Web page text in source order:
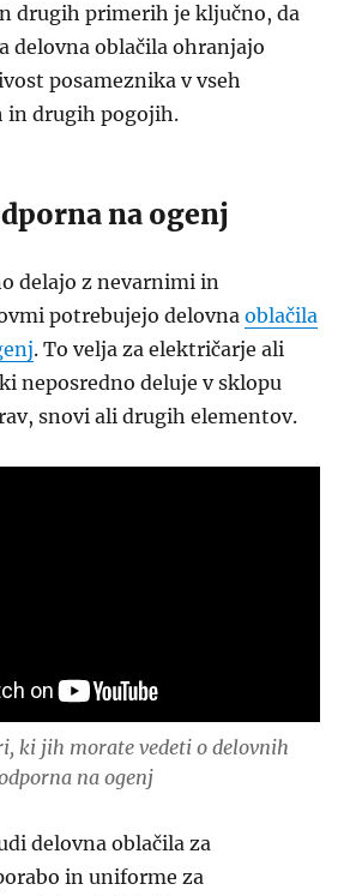
drugih primerih je ključno, da
delovna oblačila ohranjajo
posameznika v vseh
in drugih pogojih.
na ogenj
delajo z nevarnimi in
potrebujejo delovnaoblačila
. To velja za električarje ali
neposredno deluje v sklopu
snovi ali drugih elementov.
ki jih morate vedeti o delovnih
na ogenj
delovna oblačila za
in uniforme za